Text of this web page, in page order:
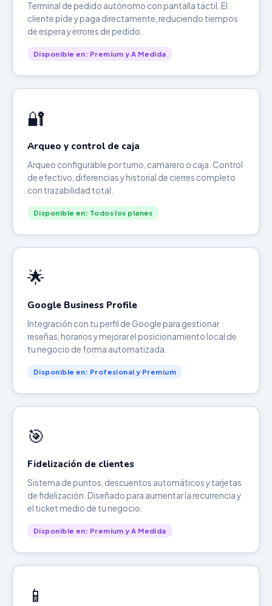
Terminal de pedido autónomo con pantalla táctil. El
cliente pide y paga directamente, reduciendo tiempos
de espera y errores de pedido.
Disponible en: Premium y A Medida
🔐
Arqueo y control de caja
Arqueo configurable por turno, camarero o caja. Control
de efectivo, diferencias y historial de cierres completo
con trazabilidad total.
Disponible en: Todos los planes
🌟
Google Business Profile
Integración con tu perfil de Google para gestionar
reseñas, horarios y mejorar el posicionamiento local de
tu negocio de forma automatizada.
Disponible en: Profesional y Premium
🎯
Fidelización de clientes
Sistema de puntos, descuentos automáticos y tarjetas
de fidelización. Diseñado para aumentar la recurrencia y
el ticket medio de tu negocio.
Disponible en: Premium y A Medida
📱